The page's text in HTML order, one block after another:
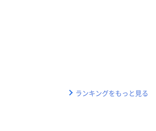
ランキングをもっと見る